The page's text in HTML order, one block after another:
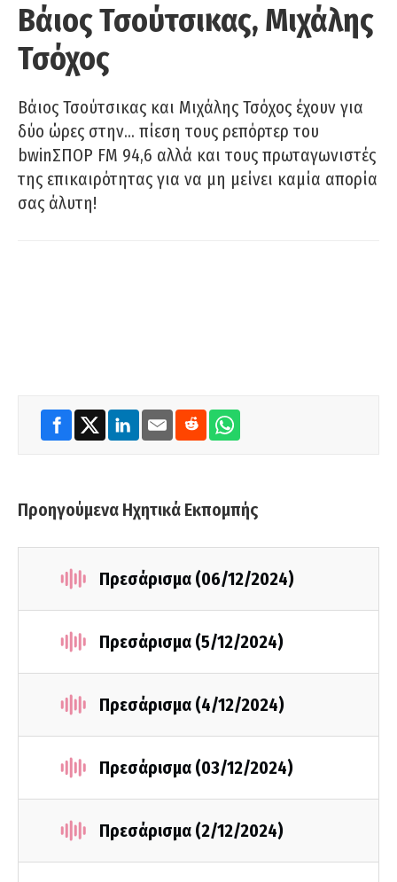
Βάιος Τσούτσικας, Μιχάλης
Τσόχος
Βάιος Τσούτσικας και Μιχάλης Τσόχος έχουν για
δύο ώρες στην… πίεση τους ρεπόρτερ του
bwinΣΠΟΡ FM 94,6 αλλά και τους πρωταγωνιστές
της επικαιρότητας για να μη μείνει καμία απορία
σας άλυτη!
Προηγούμενα Ηχητικά Εκπομπής
Πρεσάρισμα (06/12/2024)
Πρεσάρισμα (5/12/2024)
Πρεσάρισμα (4/12/2024)
Πρεσάρισμα (03/12/2024)
Πρεσάρισμα (2/12/2024)